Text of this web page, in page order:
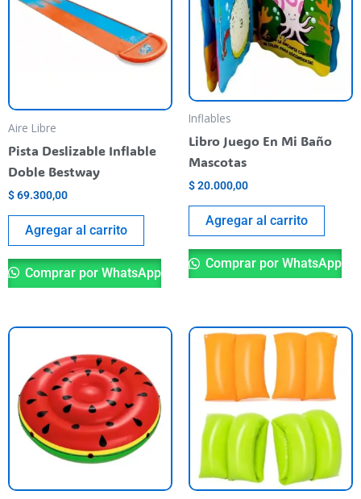
Aire Libre
Pista Deslizable Inflable
Doble Bestway
$69.300,00
Agregar al carrito
Comprar por WhatsApp
Inflables
Libro Juego En Mi Baño
Mascotas
$20.000,00
Agregar al carrito
Comprar por WhatsApp
se